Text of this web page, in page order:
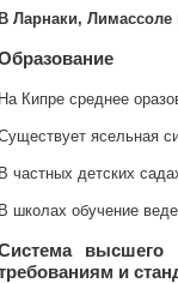
В Ларнаки,
На Кипре среднее
ясельная
В частных детских
В школах обучение
высшего
и